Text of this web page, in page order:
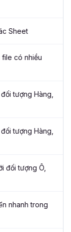
Sheet
file có nhiều
tượng Hàng,
tượng Hàng,
đối tượng Ô,
nhanh trong